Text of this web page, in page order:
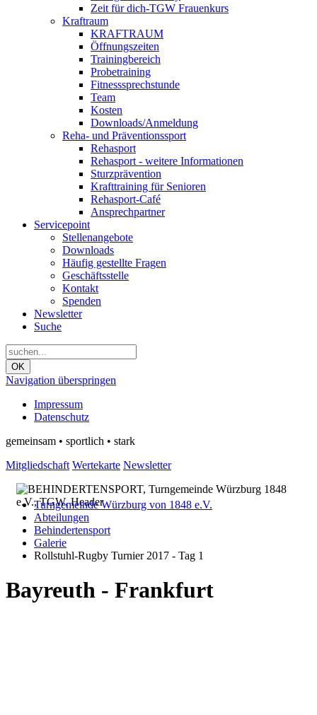
Zeit für dich-TGW Frauenkurs
Kraftraum
KRAFTRAUM
Öffnungszeiten
Trainingbereich
Probetraining
Fitnesssprechstunde
Team
Kosten
Downloads/Anmeldung
Reha- und Präventionssport
Rehasport
Rehasport - weitere Informationen
Sturzprävention
Krafttraining für Senioren
Rehasport-Café
Ansprechpartner
Servicepoint
Stellenangebote
Downloads
Häufig gestellte Fragen
Geschäftsstelle
Kontakt
Spenden
Newsletter
Suche
OK
Navigation überspringen
Impressum
Datenschutz
gemeinsam • sportlich • stark
Mitgliedschaft Wertekarte Newsletter
Turngemeinde Würzburg von 1848 e.V.
Abteilungen
Behindertensport
Galerie
Rollstuhl-Rugby Turnier 2017 - Tag 1
Bayreuth - Frankfurt